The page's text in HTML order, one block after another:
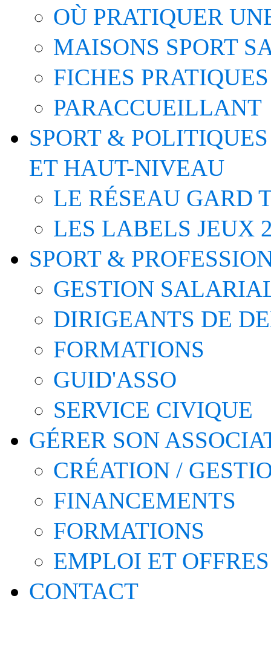
OÙ PRATIQUER
MAISONS SPORT
FICHES PRATIQUES
PARACCUEILLANT
SPORT &
ET HAUT-NIVEAU
LE RÉSEAU GARD
LES LABELS JEUX
SPORT &
GESTION
DIRIGEANTS DE
FORMATIONS
GUID'ASSO
SERVICE CIVIQUE
GÉRER SON
CRÉATION /
FINANCEMENTS
FORMATIONS
EMPLOI ET
CONTACT